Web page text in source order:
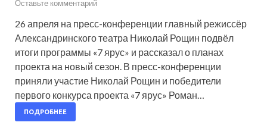
Оставьте комментарий
26 апреля на пресс-конференции главный режиссёр
Александринского театра Николай Рощин подвёл
итоги программы «7 ярус» и рассказал о планах
проекта на новый сезон. В пресс-конференции
приняли участие Николай Рощин и победители
первого конкурса проекта «7 ярус» Роман…
ПОДРОБНЕЕ